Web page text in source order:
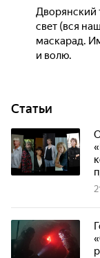
Дворянский
свет (вся
маскарад.
и волю.
Статьи